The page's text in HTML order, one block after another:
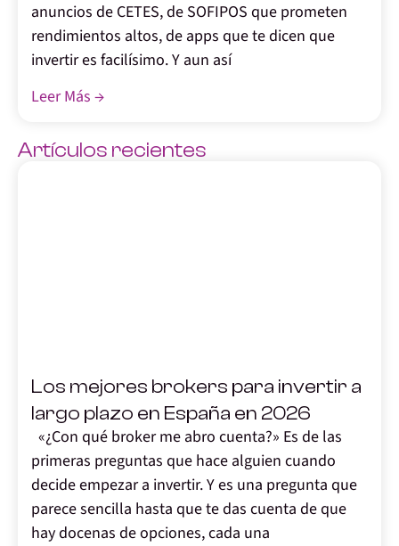
anuncios de CETES, de SOFIPOS que prometen
rendimientos altos, de apps que te dicen que
invertir es facilísimo. Y aun así
Leer Más →
Artículos recientes
Los mejores brokers para invertir a
largo plazo en España en 2026
«¿Con qué broker me abro cuenta?» Es de las
primeras preguntas que hace alguien cuando
decide empezar a invertir. Y es una pregunta que
parece sencilla hasta que te das cuenta de que
hay docenas de opciones, cada una